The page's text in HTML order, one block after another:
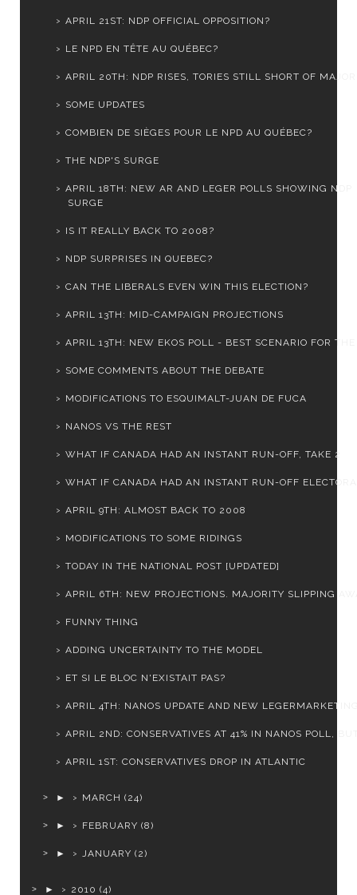
APRIL 21ST: NDP OFFICIAL OPPOSITION?
LE NPD EN TÊTE AU QUÉBEC?
APRIL 20TH: NDP RISES, TORIES STILL SHORT OF
SOME UPDATES
COMBIEN DE SIÈGES POUR LE NPD AU QUÉBEC?
THE NDP'S SURGE
APRIL 18TH: NEW AR AND LEGER POLLS SHOWING NDP
SURGE
IS IT REALLY BACK TO 2008?
NDP SURPRISES IN QUEBEC?
CAN THE LIBERALS EVEN WIN THIS ELECTION?
APRIL 13TH: MID-CAMPAIGN PROJECTIONS
APRIL 13TH: NEW EKOS POLL - BEST SCENARIO FOR
SOME COMMENTS ABOUT THE DEBATE
MODIFICATIONS TO ESQUIMALT-JUAN DE FUCA
NANOS VS THE REST
WHAT IF CANADA HAD AN INSTANT RUN-OFF, TAKE 2
WHAT IF CANADA HAD AN INSTANT RUN-OFF
APRIL 9TH: ALMOST BACK TO 2008
MODIFICATIONS TO SOME RIDINGS
TODAY IN THE NATIONAL POST [UPDATED]
APRIL 6TH: NEW PROJECTIONS. MAJORITY SLIPPING
FUNNY THING
ADDING UNCERTAINTY TO THE MODEL
ET SI LE BLOC N'EXISTAIT PAS?
APRIL 4TH: NANOS UPDATE AND NEW
APRIL 2ND: CONSERVATIVES AT 41% IN NANOS POLL,
APRIL 1ST: CONSERVATIVES DROP IN ATLANTIC
► MARCH (24)
► FEBRUARY (8)
► JANUARY (2)
► 2010 (4)